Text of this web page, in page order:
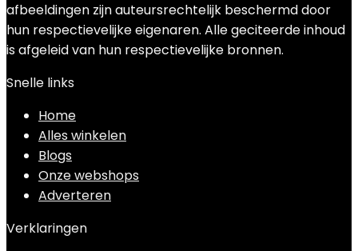
afbeeldingen zijn auteursrechtelijk beschermd door
hun respectievelijke eigenaren. Alle geciteerde inhoud
is afgeleid van hun respectievelijke bronnen.
Snelle links
Home
Alles winkelen
Blogs
Onze webshops
Adverteren
Verklaringen